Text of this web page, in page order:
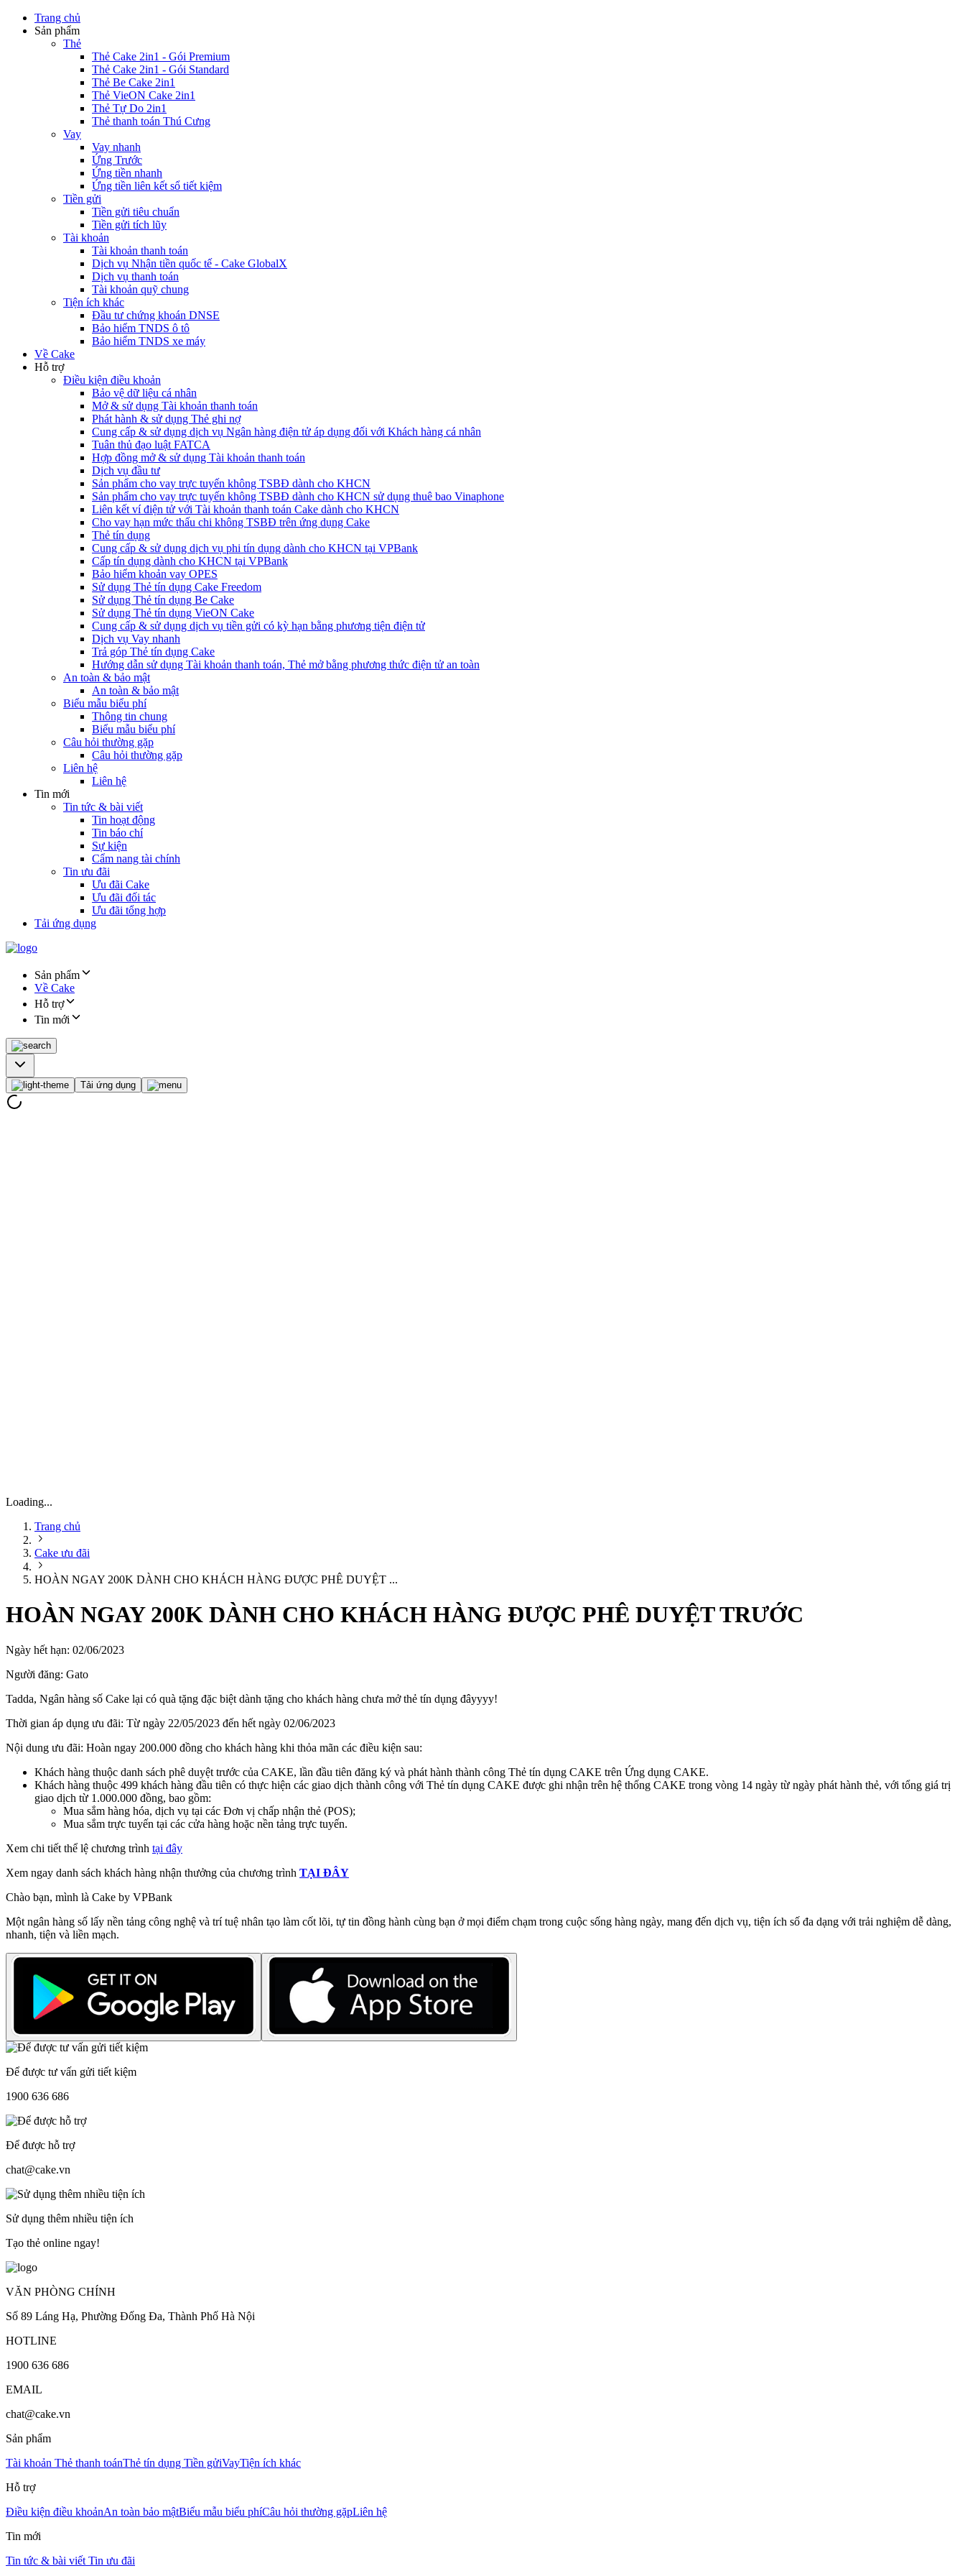
Trang chủ
Sản phẩm
Thẻ
Thẻ Cake 2in1 - Gói Premium
Thẻ Cake 2in1 - Gói Standard
Thẻ Be Cake 2in1
Thẻ VieON Cake 2in1
Thẻ Tự Do 2in1
Thẻ thanh toán Thú Cưng
Vay
Vay nhanh
Ứng Trước
Ứng tiền nhanh
Ứng tiền liên kết sổ tiết kiệm
Tiền gửi
Tiền gửi tiêu chuẩn
Tiền gửi tích lũy
Tài khoản
Tài khoản thanh toán
Dịch vụ Nhận tiền quốc tế - Cake GlobalX
Dịch vụ thanh toán
Tài khoản quỹ chung
Tiện ích khác
Đầu tư chứng khoán DNSE
Bảo hiểm TNDS ô tô
Bảo hiểm TNDS xe máy
Về Cake
Hỗ trợ
Điều kiện điều khoản
Bảo vệ dữ liệu cá nhân
Mở & sử dụng Tài khoản thanh toán
Phát hành & sử dụng Thẻ ghi nợ
Cung cấp & sử dụng dịch vụ Ngân hàng điện tử áp dụng đối với Khách hàng cá nhân
Tuân thủ đạo luật FATCA
Hợp đồng mở & sử dụng Tài khoản thanh toán
Dịch vụ đầu tư
Sản phẩm cho vay trực tuyến không TSBĐ dành cho KHCN
Sản phẩm cho vay trực tuyến không TSBĐ dành cho KHCN sử dụng thuê bao Vinaphone
Liên kết ví điện tử với Tài khoản thanh toán Cake dành cho KHCN
Cho vay hạn mức thấu chi không TSBĐ trên ứng dụng Cake
Thẻ tín dụng
Cung cấp & sử dụng dịch vụ phi tín dụng dành cho KHCN tại VPBank
Cấp tín dụng dành cho KHCN tại VPBank
Bảo hiểm khoản vay OPES
Sử dụng Thẻ tín dụng Cake Freedom
Sử dụng Thẻ tín dụng Be Cake
Sử dụng Thẻ tín dụng VieON Cake
Cung cấp & sử dụng dịch vụ tiền gửi có kỳ hạn bằng phương tiện điện tử
Dịch vụ Vay nhanh
Trả góp Thẻ tín dụng Cake
Hướng dẫn sử dụng Tài khoản thanh toán, Thẻ mở bằng phương thức điện tử an toàn
An toàn & bảo mật
An toàn & bảo mật
Biểu mẫu biểu phí
Thông tin chung
Biểu mẫu biểu phí
Câu hỏi thường gặp
Câu hỏi thường gặp
Liên hệ
Liên hệ
Tin mới
Tin tức & bài viết
Tin hoạt động
Tin báo chí
Sự kiện
Cẩm nang tài chính
Tin ưu đãi
Ưu đãi Cake
Ưu đãi đối tác
Ưu đãi tổng hợp
Tải ứng dụng
Sản phẩm
Về Cake
Hỗ trợ
Tin mới
Tải ứng dụng
Loading...
Trang chủ
Cake ưu đãi
HOÀN NGAY 200K DÀNH CHO KHÁCH HÀNG ĐƯỢC PHÊ DUYỆT ...
HOÀN NGAY 200K DÀNH CHO KHÁCH HÀNG ĐƯỢC PHÊ DUYỆT TRƯỚC
Ngày hết hạn: 02/06/2023
Người đăng: Gato
Tadda, Ngân hàng số Cake lại có quà tặng đặc biệt dành tặng cho khách hàng chưa mở thẻ tín dụng đâyyyy!
Thời gian áp dụng ưu đãi: Từ ngày 22/05/2023 đến hết ngày 02/06/2023
Nội dung ưu đãi: Hoàn ngay 200.000 đồng cho khách hàng khi thỏa mãn các điều kiện sau:
Khách hàng thuộc danh sách phê duyệt trước của CAKE, lần đầu tiên đăng ký và phát hành thành công Thẻ tín dụng CAKE trên Ứng dụng CAKE.
Khách hàng thuộc 499 khách hàng đầu tiên có thực hiện các giao dịch thành công với Thẻ tín dụng CAKE được ghi nhận trên hệ thống CAKE trong vòng 14 ngày từ ngày phát hành thẻ, với tổng giá trị
giao dịch từ 1.000.000 đồng, bao gồm:
Mua sắm hàng hóa, dịch vụ tại các Đơn vị chấp nhận thẻ (POS);
Mua sắm trực tuyến tại các cửa hàng hoặc nền tảng trực tuyến.
Xem chi tiết thể lệ chương trình tại đây
Xem ngay danh sách khách hàng nhận thưởng của chương trình TẠI ĐÂY
Chào bạn, mình là Cake by VPBank
Một ngân hàng số lấy nền tảng công nghệ và trí tuệ nhân tạo làm cốt lõi, tự tin đồng hành cùng bạn ở mọi điểm chạm trong cuộc sống hàng ngày, mang đến dịch vụ, tiện ích số đa dạng với trải nghiệm dễ dàng,
nhanh, tiện và liền mạch.
Để được tư vấn gửi tiết kiệm
1900 636 686
Để được hỗ trợ
chat@cake.vn
Sử dụng thêm nhiều tiện ích
Tạo thẻ online ngay!
VĂN PHÒNG CHÍNH
Số 89 Láng Hạ, Phường Đống Đa, Thành Phố Hà Nội
HOTLINE
1900 636 686
EMAIL
chat@cake.vn
Sản phẩm
Tài khoản Thẻ thanh toánThẻ tín dụng Tiền gửiVayTiện ích khác
Hỗ trợ
Điều kiện điều khoảnAn toàn bảo mậtBiểu mẫu biểu phíCâu hỏi thường gặpLiên hệ
Tin mới
Tin tức & bài viết Tin ưu đãi